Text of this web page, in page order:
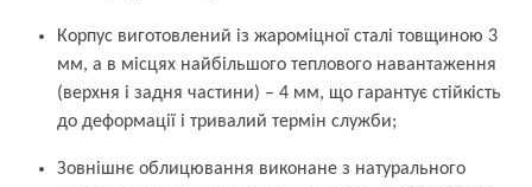
Корпус виготовлений із жароміцної сталі товщиною 3
мм, а в місцях найбільшого теплового навантаження
(верхня і задня частини) – 4 мм, що гарантує стійкість
до деформації і тривалий термін служби;
Зовнішнє облицювання виконане з натурального